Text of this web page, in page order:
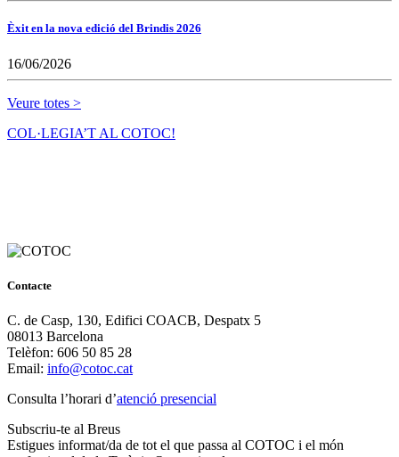
Èxit en la nova edició del Brindis 2026
16/06/2026
Veure totes >
COL·LEGIA’T AL COTOC!
Contacte
C. de Casp, 130, Edifici COACB, Despatx 5
08013 Barcelona
Telèfon: 606 50 85 28
Email: info@cotoc.cat
Consulta l’horari d’atenció presencial
Subscriu-te al Breus
Estigues informat/da de tot el que passa al COTOC i el món